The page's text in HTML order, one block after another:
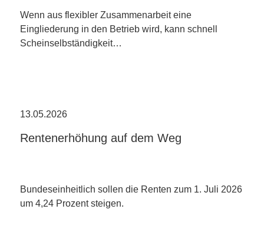
Wenn aus flexibler Zusammenarbeit eine
Eingliederung in den Betrieb wird, kann schnell
Scheinselbständigkeit…
13.05.2026
Rentenerhöhung auf dem Weg
Bundeseinheitlich sollen die Renten zum 1. Juli 2026
um 4,24 Prozent steigen.